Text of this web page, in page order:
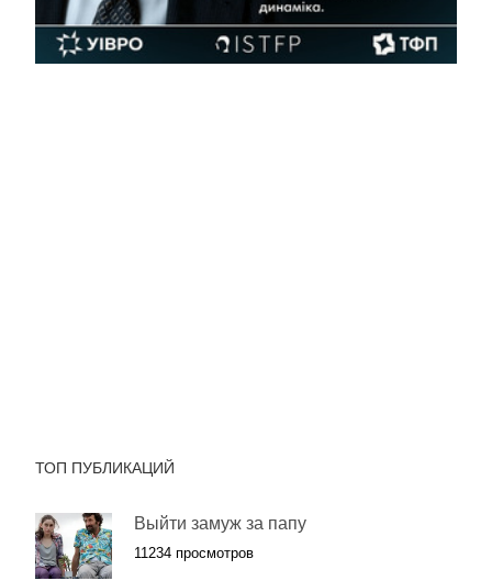
ТОП ПУБЛИКАЦИЙ
Выйти замуж за папу
11234 просмотров